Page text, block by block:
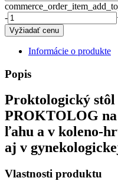
-
Informácie o produkte
Popis
Proktologický stôl
PROKTOLOG
ľahu a v koleno-
aj v
Vlastnosti produktu